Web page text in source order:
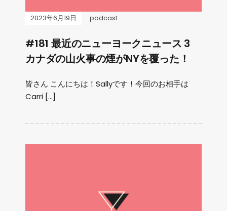
2023年6月19日 podcast
#181 最近のニューヨークニュース 3
カナダの山火事の煙がNYを覆った！
皆さん こんにちは！Sallyです！今回のお相手は
Carri […]